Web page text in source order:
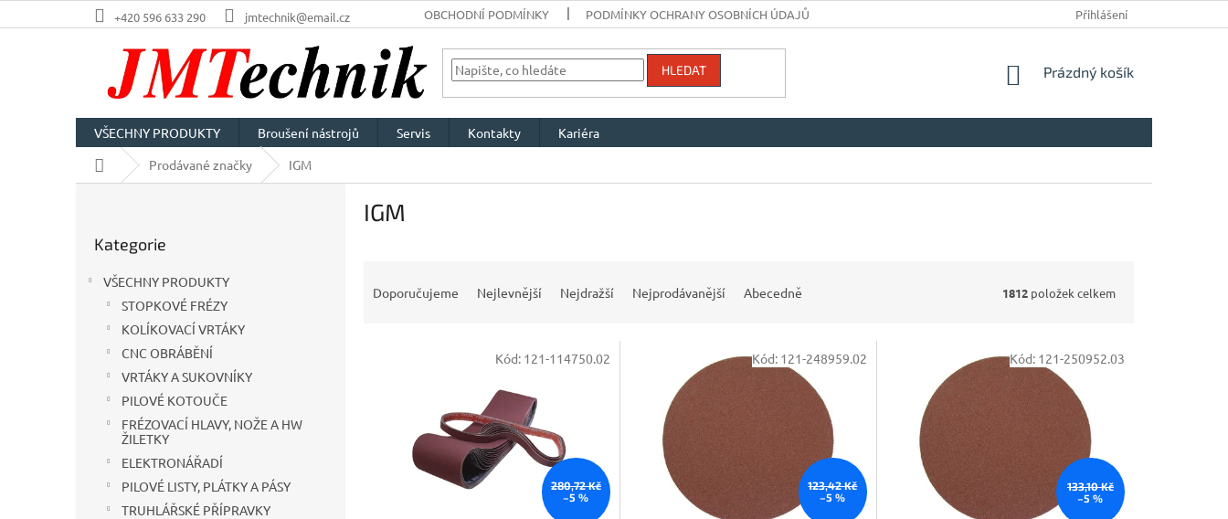
na
+420 596 633 290 jmtechnik@email.cz OBCHODNÍ PODMÍNKY PODMÍNKY OCHRANY OSOBNÍCH ÚDAJŮ Přihlášení
HLEDAT
NÁKUPNÍ
Prázdný košík
VŠECHNY PRODUKTY Broušení nástrojů Servis Kontakty
Kariéra
Domů
Prodávané značky IGM
kategorie
Kategorie
VŠECHNY PRODUKTY
STOPKOVÉ FRÉZY
KOLÍKOVACÍ VRTÁKY
CNC OBRÁBĚNÍ
VRTÁKY A SUKOVNÍKY
PILOVÉ KOTOUČE
FRÉZOVACÍ HLAVY, NOŽE A HW
ŽILETKY
ELEKTRONÁŘADÍ
PILOVÉ LISTY, PLÁTKY A PÁSY
TRUHLÁŘSKÉ PŘÍPRAVKY
IGM
Doporučujeme Nejlevnější Nejdražší Nejprodávanější Abecedně 1812 položek celkem
280,72 Kč
–5 %
Kód: 121-114750.02
123,42 Kč
–5 %
Kód: 121-248959.02
133,10 Kč
–5 %
Kód: 121-250952.03